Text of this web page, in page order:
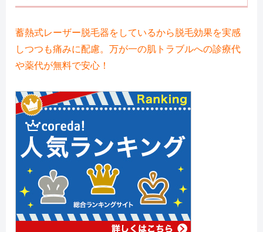
蓄熱式レーザー脱毛器をしているから脱毛効果を実感
しつつも痛みに配慮。万が一の肌トラブルへの診療代
や薬代が無料で安心！